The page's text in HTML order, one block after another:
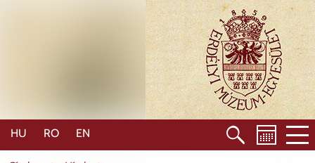
HU RO EN